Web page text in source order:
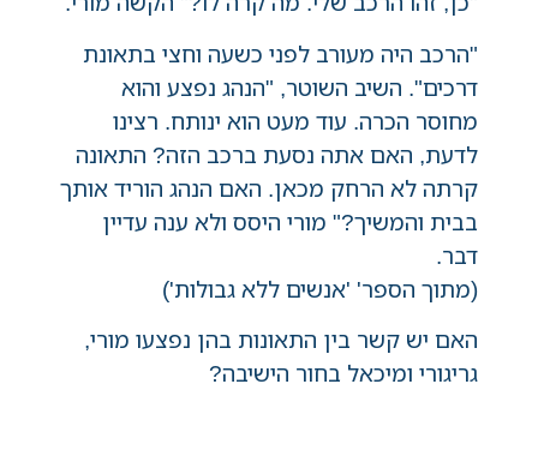
"הרכב היה מעורב לפני כשעה וחצי בתאונת
דרכים". השיב השוטר, "הנהג נפצע והוא
מחוסר הכרה. עוד מעט הוא ינותח. רצינו
לדעת, האם אתה נסעת ברכב הזה? התאונה
קרתה לא הרחק מכאן. האם הנהג הוריד אותך
בבית והמשיך?" מורי היסס ולא ענה עדיין
דבר.
(מתוך הספר' 'אנשים ללא גבולות')
האם יש קשר בין התאונות בהן נפצעו מורי,
גריגורי ומיכאל בחור הישיבה?